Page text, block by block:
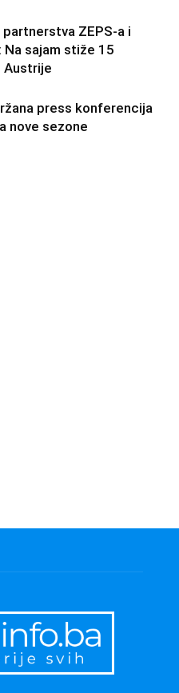
ZEPS-a i
Na sajam stiže 15
Austrije
press konferencija
nove sezone